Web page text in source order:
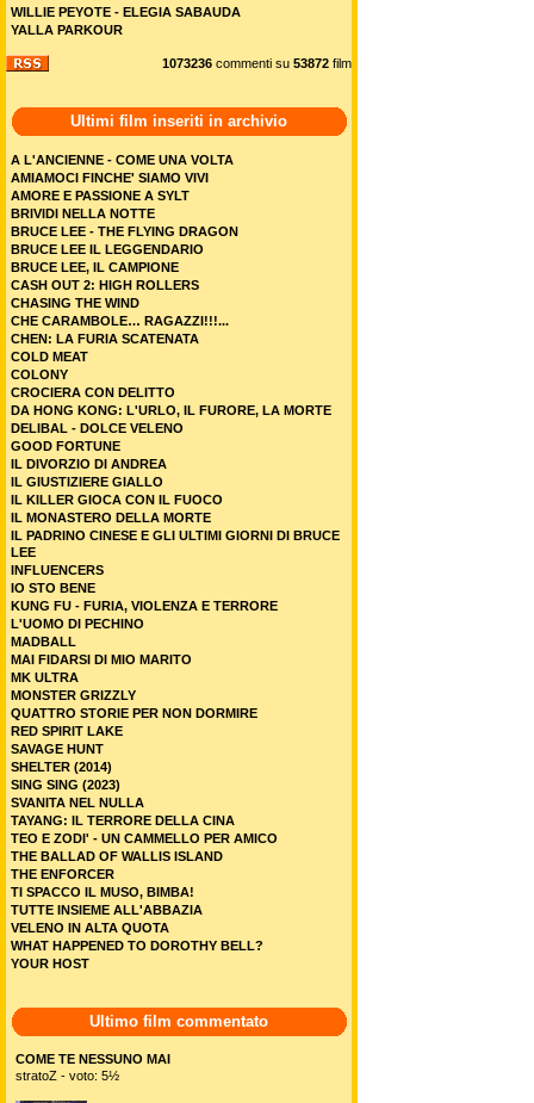
WILLIE PEYOTE - ELEGIA SABAUDA
YALLA PARKOUR
1073236 commenti su 53872 film
Ultimi film inseriti in archivio
A L'ANCIENNE - COME UNA VOLTA
AMIAMOCI FINCHE' SIAMO VIVI
AMORE E PASSIONE A SYLT
BRIVIDI NELLA NOTTE
BRUCE LEE - THE FLYING DRAGON
BRUCE LEE IL LEGGENDARIO
BRUCE LEE, IL CAMPIONE
CASH OUT 2: HIGH ROLLERS
CHASING THE WIND
CHE CARAMBOLE… RAGAZZI!!!...
CHEN: LA FURIA SCATENATA
COLD MEAT
COLONY
CROCIERA CON DELITTO
DA HONG KONG: L'URLO, IL FURORE, LA MORTE
DELIBAL - DOLCE VELENO
GOOD FORTUNE
IL DIVORZIO DI ANDREA
IL GIUSTIZIERE GIALLO
IL KILLER GIOCA CON IL FUOCO
IL MONASTERO DELLA MORTE
IL PADRINO CINESE E GLI ULTIMI GIORNI DI BRUCE
LEE
INFLUENCERS
IO STO BENE
KUNG FU - FURIA, VIOLENZA E TERRORE
L'UOMO DI PECHINO
MADBALL
MAI FIDARSI DI MIO MARITO
MK ULTRA
MONSTER GRIZZLY
QUATTRO STORIE PER NON DORMIRE
RED SPIRIT LAKE
SAVAGE HUNT
SHELTER (2014)
SING SING (2023)
SVANITA NEL NULLA
TAYANG: IL TERRORE DELLA CINA
TEO E ZODI' - UN CAMMELLO PER AMICO
THE BALLAD OF WALLIS ISLAND
THE ENFORCER
TI SPACCO IL MUSO, BIMBA!
TUTTE INSIEME ALL'ABBAZIA
VELENO IN ALTA QUOTA
WHAT HAPPENED TO DOROTHY BELL?
YOUR HOST
Ultimo film commentato
COME TE NESSUNO MAI
stratoZ - voto: 5½